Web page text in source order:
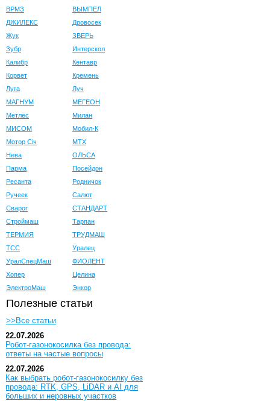
ВРМЗ
ВЫМПЕЛ
ДЖИЛЕКС
Дровосек
Жук
ЗВЕРЬ
Зубр
Интерскол
Калибр
Кентавр
Корвет
Кремень
Луга
Луч
МАГНУМ
МЕГЕОН
Метлес
Милан
МИСОМ
Мобил-К
Мотор Сiч
МТХ
Нева
ОЛЬСА
Парма
Посейдон
Ресанта
Родничок
Ручеек
Салют
Сварог
СТАНДАРТ
Строймаш
Тарпан
ТЕРМИЯ
ТРУДМАШ
ТСС
Уралец
УралСпецМаш
ФИОЛЕНТ
Хопер
Целина
ЭлектроМаш
Энкор
Полезные статьи
>>Все статьи
22.07.2026
Робот-газонокосилка без провода:
ответы на частые вопросы
22.07.2026
Как выбрать робот-газонокосилку без
провода: RTK, GPS, LiDAR и AI для
больших и неровных участков